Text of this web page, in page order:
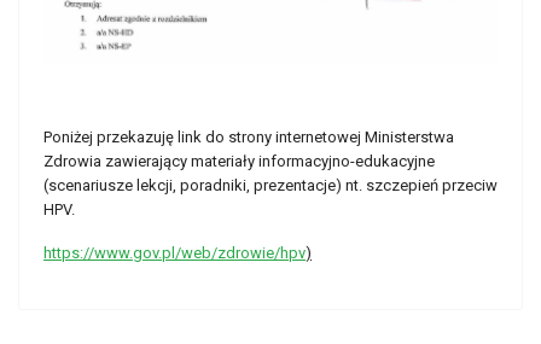
Poniżej przekazuję link do strony internetowej Ministerstwa
Zdrowia zawierający materiały informacyjno-edukacyjne
(scenariusze lekcji, poradniki, prezentacje) nt. szczepień przeciw
HPV.
https://www.gov.pl/web/zdrowie/hpv)